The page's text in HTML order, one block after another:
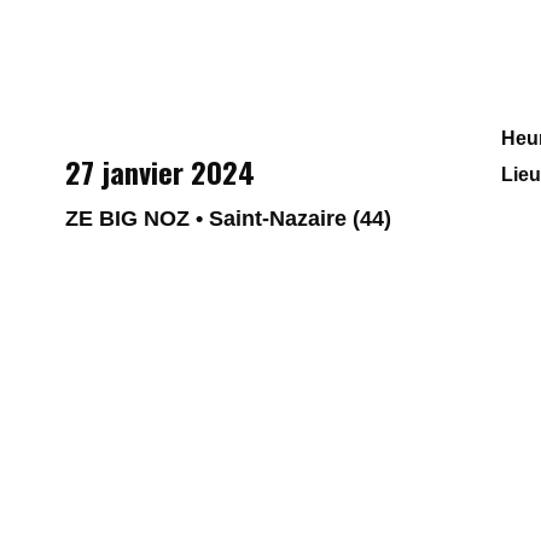
27 janvier 2024
ZE BIG NOZ • Saint-Nazaire (44)
Lieu